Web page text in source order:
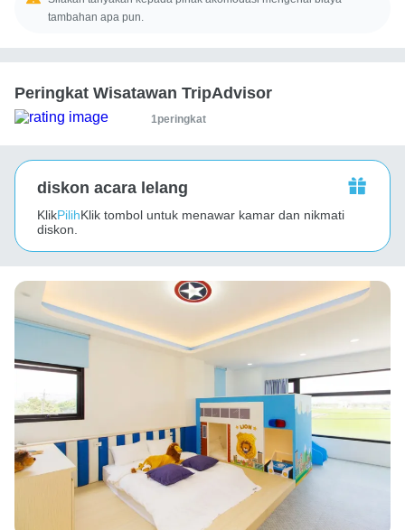
tambahan apa pun.
Peringkat Wisatawan TripAdvisor
1peringkat
diskon acara lelang
KlikPilihKlik tombol untuk menawar kamar dan nikmati
diskon.